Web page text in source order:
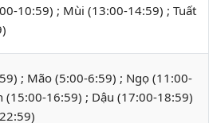
10:59) ; Mùi (13:00-14:59) ; Tuất
; Mão (5:00-6:59) ; Ngọ (11:00-
(15:00-16:59) ; Dậu (17:00-18:59)